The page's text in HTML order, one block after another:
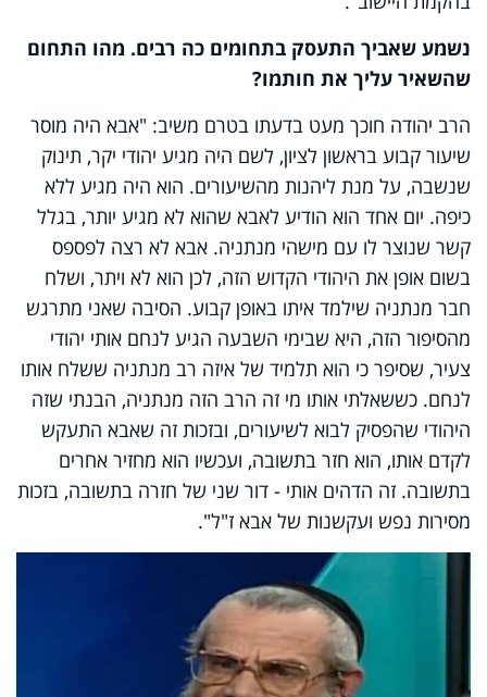
נשמע שאביך התעסק בתחומים כה רבים. מהו התחום
שהשאיר עליך את חותמו?
הרב יהודה חוכך מעט בדעתו בטרם משיב: "אבא היה מוסר
שיעור קבוע בראשון לציון, לשם היה מגיע יהודי יקר, תינוק
שנשבה, על מנת ליהנות מהשיעורים. הוא היה מגיע ללא
כיפה. יום אחד הוא הודיע לאבא שהוא לא מגיע יותר, בגלל
קשר שנוצר לו עם מישהי מנתניה. אבא לא רצה לפספס
בשום אופן את היהודי הקדוש הזה, לכן הוא לא ויתר, ושלח
חבר מנתניה שילמד איתו באופן קבוע. הסיבה שאני מתרגש
מהסיפור הזה, היא שבימי השבעה הגיע לנחם אותי יהודי
צעיר, שסיפר כי הוא תלמיד של איזה רב מנתניה ששלח אותו
לנחם. כששאלתי אותו מי זה הרב הזה מנתניה, הבנתי שזה
היהודי שהפסיק לבוא לשיעורים, ובזכות זה שאבא התעקש
לקדם אותו, הוא חזר בתשובה, ועכשיו הוא מחזיר אחרים
בתשובה. זה הדהים אותי - דור שני של חזרה בתשובה, בזכות
מסירות נפש ועקשנות של אבא ז"ל".